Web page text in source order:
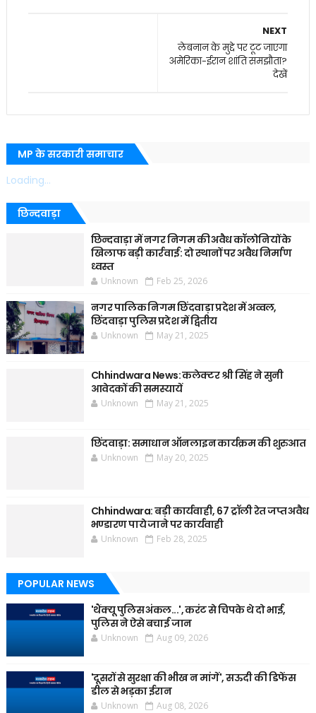
NEXT
लेबनान के मुद्दे पर टूट जाएगा
अमेरिका-ईरान शांति समझौता?
देखें
MP के सरकारी समाचार
Loading...
छिन्दवाड़ा
छिन्दवाड़ा में नगर निगम की अवैध कॉलोनियों के
खिलाफ बड़ी कार्रवाई: दो स्थानों पर अवैध निर्माण
ध्वस्त
Unknown Feb 25, 2026
नगर पालिक निगम छिंदवाड़ा प्रदेश में अव्वल,
छिंदवाड़ा पुलिस प्रदेश में द्वितीय
Unknown May 21, 2025
Chhindwara News: कलेक्टर श्री सिंह ने सुनी
आवेदकों की समस्यायें
Unknown May 21, 2025
छिंदवाड़ा: समाधान ऑनलाइन कार्यक्रम की शुरुआत
Unknown May 20, 2025
Chhindwara: बड़ी कार्यवाही, 67 ट्रॉली रेत जप्त अवैध
भण्डारण पाये जाने पर कार्यवाही
Unknown Feb 28, 2025
POPULAR NEWS
'थैंक्यू पुलिस अंकल...', करंट से चिपके थे दो भाई,
पुलिस ने ऐसे बचाई जान
Unknown Aug 09, 2026
'दूसरों से सुरक्षा की भीख न मांगें', सऊदी की डिफेंस
डील से भड़का ईरान
Unknown Aug 08, 2026